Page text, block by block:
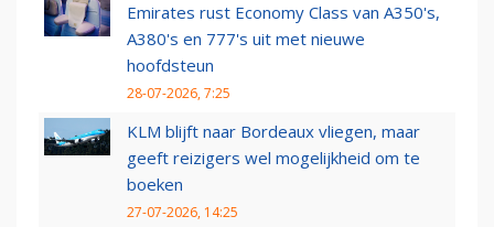
Emirates rust Economy Class van A350's,
A380's en 777's uit met nieuwe
hoofdsteun
28-07-2026, 7:25
KLM blijft naar Bordeaux vliegen, maar
geeft reizigers wel mogelijkheid om te
boeken
27-07-2026, 14:25